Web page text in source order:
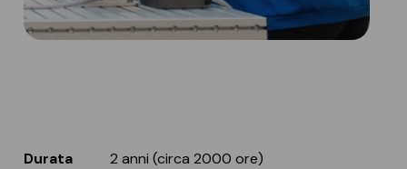
Durata 2 anni (circa 2000 ore)